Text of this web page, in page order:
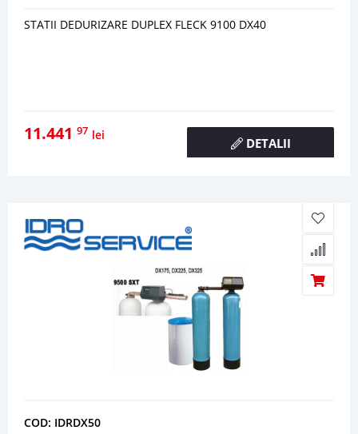
STATII DEDURIZARE DUPLEX FLECK 9100 DX40
11.441 97 lei
DETALII
COD: IDRDX50